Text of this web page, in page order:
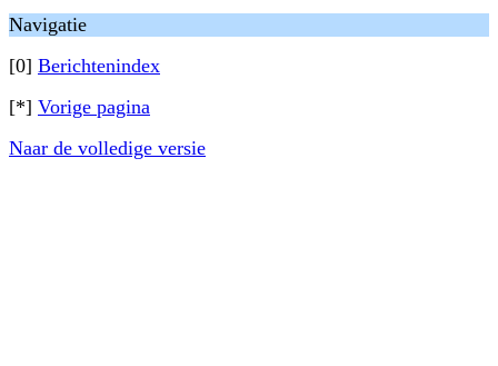
Navigatie
[0] Berichtenindex
[*] Vorige pagina
Naar de volledige versie